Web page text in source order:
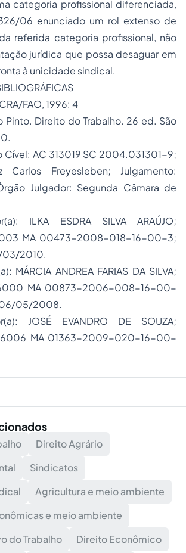
categoria profissional diferenciada,
06 enunciado um rol extenso de
referida categoria profissional, não
jurídica que possa desaguar em
à unicidade sindical.
FAO, 1996: 4
Pinto. Direito do Trabalho. 26 ed. São
Cível: AC 313019 SC 2004.031301-9;
Carlos Freyesleben; Julgamento:
Julgador: Segunda Câmara de
ILKA ESDRA SILVA ARAÚJO;
MA 00473-2008-018-16-00-3;
03/2010.
MÁRCIA ANDREA FARIAS DA SILVA;
MA 00873-2006-008-16-00-
06/05/2008.
JOSÉ EVANDRO DE SOUZA;
MA 01363-2009-020-16-00-
Direito Agrário
Sindicatos
Agricultura e meio ambiente
e meio ambiente
do Trabalho
Direito Econômico